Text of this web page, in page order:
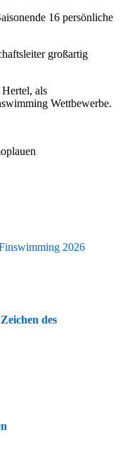
16 persönliche
großartig
als
Wettbewerbe.
2026
des